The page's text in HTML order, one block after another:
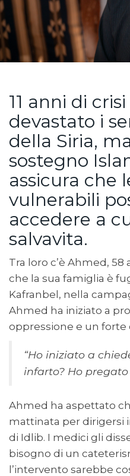
11 anni di
devastato i
della Siria,
sostegno
assicura che
vulnerabili
accedere a
salvavita.
Tra loro c’è Ahmed,
che la sua famiglia è
Kafranbel, nella
Ahmed ha iniziato a
oppressione e un forte
“Ho iniziato a
infarto? Ho
Ahmed ha aspettato
mattinata per dirigersi
di Idlib. I medici gli
bisogno di un
l’intervento sarebbe